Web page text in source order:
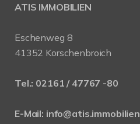
ATIS IMMOBILIEN
Eschenweg 8
41352 Korschenbroich
Tel.: 02161 / 47767 -80
E-Mail: info@atis.immobilien